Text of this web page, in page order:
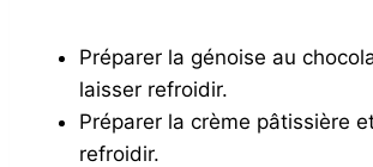
Préparer la génoise au
laisser refroidir.
Préparer la crème pâtissière
refroidir.